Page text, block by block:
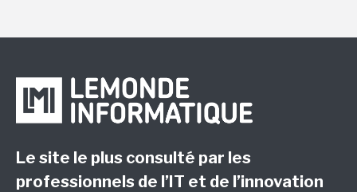
Le site le plus consulté par les
professionnels de l’IT et de l’innovation